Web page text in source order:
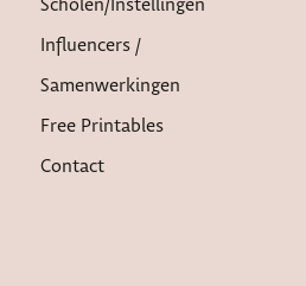
Scholen/instellingen
Influencers /
Samenwerkingen
Free Printables
Contact